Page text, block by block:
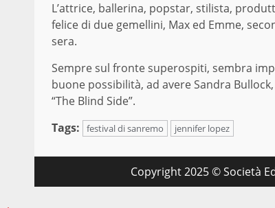
L’attrice, ballerina, popstar, stilista,
felice di due gemellini, Max ed Emme,
sera.
Sempre sul fronte superospiti, sembra
buone possibilità, ad avere Sandra
“The Blind Side”.
Tags:
festival di sanremo jennifer lopez
Copyright 2025 © Società